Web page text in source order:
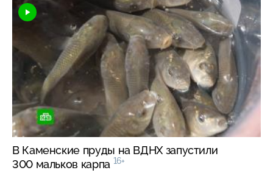
В Каменские пруды на ВДНХ запустили
300 мальков карпа 16+